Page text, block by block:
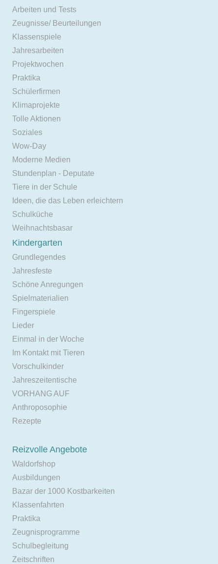
Arbeiten und Tests
Zeugnisse/ Beurteilungen
Klassenspiele
Jahresarbeiten
Projektwochen
Praktika
Schülerfirmen
Klimaprojekte
Tolle Aktionen
Soziales
Wow-Day
Moderne Medien
Stundenplan - Deputate
Tiere in der Schule
Ideen, die das Leben erleichtern
Schulküche
Weihnachtsbasar
Kindergarten
Grundlegendes
Jahresfeste
Schöne Anregungen
Spielmaterialien
Fingerspiele
Lieder
Einmal in der Woche
Im Kontakt mit Tieren
Vorschulkinder
Jahreszeitentische
VORHANG AUF
Anthroposophie
Rezepte
Reizvolle Angebote
Waldorfshop
Ausbildungen
Bazar der 1000 Kostbarkeiten
Klassenfahrten
Praktika
Zeugnisprogramme
Schulbegleitung
Zeitschriften